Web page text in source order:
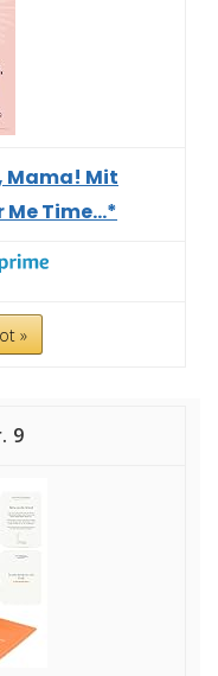
Mama! Mit
Time...*
»
9